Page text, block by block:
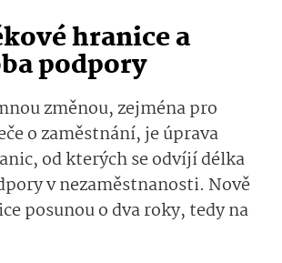
hranice a
podpory
změnou, zejména pro
o zaměstnání, je úprava
od kterých se odvíjí délka
v nezaměstnanosti. Nově
posunou o dva roky, tedy na